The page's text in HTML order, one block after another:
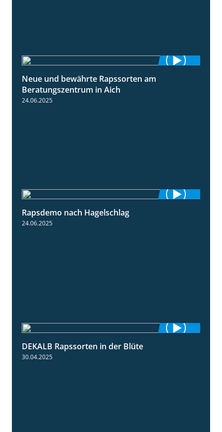
Neue und bewährte Rapssorten am
Beratungszentrum in Aich
24.06.2025
Rapsdemo nach Hagelschlag
24.06.2025
DEKALB Rapssorten in der Blüte
30.04.2025